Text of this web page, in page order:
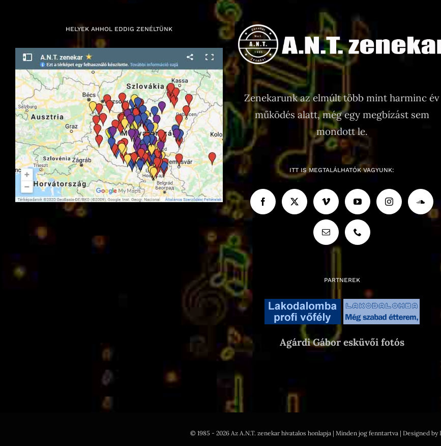
HELYEK AHHOL EDDIG ZENÉLTÜNK
Zenekarunk az elmúlt több mint harminc év
működés alatt, még egy megbízást sem
mondott le.
ITT IS MEGTALÁLHATÓK VAGYUNK:
PARTNEREK
Agárdi Gábor esküvői fotós
© 1985 - 2026 Az A.N.T. zenekar hivatalos honlapja | Minden jog fenntartva | Designed by